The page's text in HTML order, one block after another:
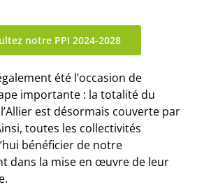
notre PPI 2024-2028
été l’occasion de
importante : la totalité du
est désormais couverte par
toutes les collectivités
bénéficier de notre
dans la mise en œuvre de leur